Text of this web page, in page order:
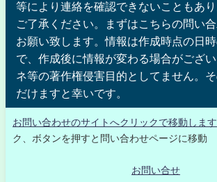
等により連絡を確認できないこともあり
ご了承ください。まずはこちらの問い
お願い致します。情報は作成時点の日
で、作成後に情報が変わる場合がござ
ネ等の著作権侵害目的としてません。
だけますと幸いです。
お問い合わせのサイトへクリックで移動します
ク、ボタンを押すと問い合わせページに移動
お問い合せ